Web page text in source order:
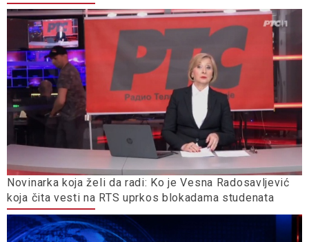
Novinarka koja želi da radi: Ko je Vesna Radosavljević
koja čita vesti na RTS uprkos blokadama studenata